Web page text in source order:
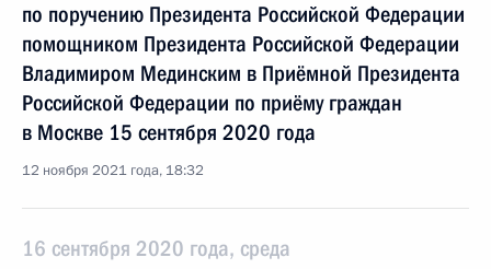
по поручению Президента Российской Федерации
помощником Президента Российской Федерации
Владимиром Мединским в Приёмной Президента
Российской Федерации по приёму граждан
в Москве 15 сентября 2020 года
12 ноября 2021 года, 18:32
16 сентября 2020 года, среда